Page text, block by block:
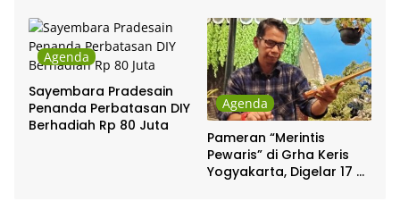
Agenda
Sayembara Pradesain
Penanda Perbatasan DIY
Berhadiah Rp 80 Juta
Agenda
Pameran “Merintis
Pewaris” di Grha Keris
Yogyakarta, Digelar 17 –